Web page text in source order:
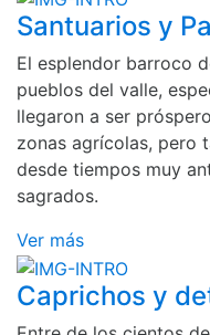
Santuarios y
El esplendor barroco
pueblos del valle,
llegaron a ser
zonas agrícolas, pero
desde tiempos muy
sagrados.
Ver más
Caprichos y